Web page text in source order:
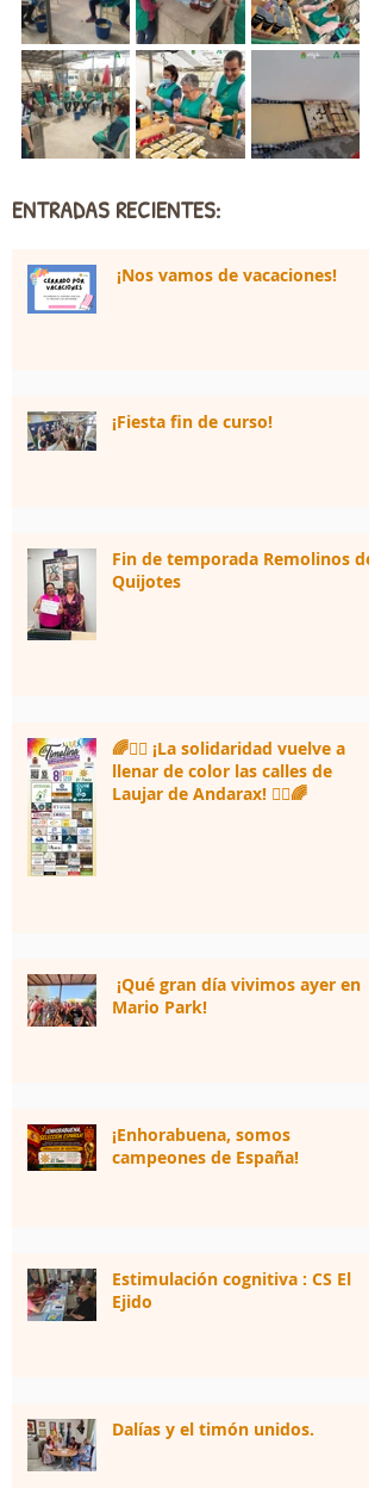
ENTRADAS RECIENTES:
¡Nos vamos de vacaciones!
¡Fiesta fin de curso!
Fin de temporada Remolinos de
Quijotes
🌈🏃‍♀️ ¡La solidaridad vuelve a
llenar de color las calles de
Laujar de Andarax! 🏃‍♂️🌈
¡Qué gran día vivimos ayer en
Mario Park!
¡Enhorabuena, somos
campeones de España!
Estimulación cognitiva : CS El
Ejido
Dalías y el timón unidos.